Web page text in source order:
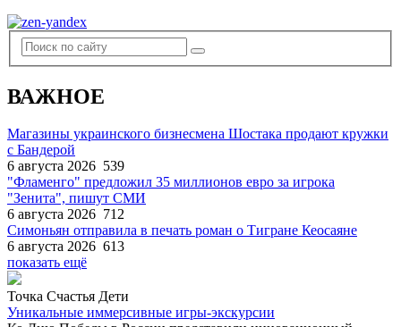
ВАЖНОЕ
Магазины украинского бизнесмена Шостака продают кружки
с Бандерой
6 августа 2026 539
"Фламенго" предложил 35 миллионов евро за игрока
"Зенита", пишут СМИ
6 августа 2026 712
Симоньян отправила в печать роман о Тигране Кеосаяне
6 августа 2026 613
показать ещё
Точка Счастья Дети
Уникальные иммерсивные игры-экскурсии